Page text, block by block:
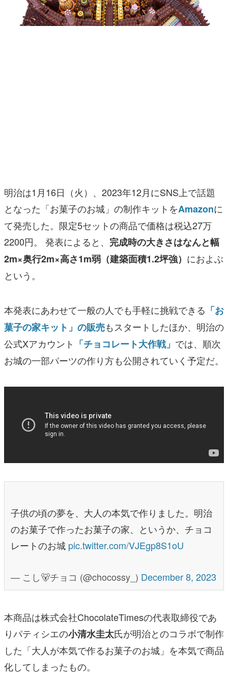
特集記事
明治は1月16日（火）、2023年12月にSNS上で話題
となった「お菓子のお城」の制作キットをAmazonに
て発売した。限定5セットの商品で価格は税込27万
2200円。 発表によると、 完成時の大きさはなんと幅
2m×奥行2m×高さ1m弱（建築面積1.2坪強） におよぶ
という。
本発表にあわせて一般の人でも手軽に挑戦できる 「お
菓子の家キット」の販売もスタートしたほか、明治の
公式Xアカウント 「チョコレート大作戦」 では、順次
お城の一部パーツの作り方も公開されていく予定だ。
子供の頃の夢を、大人の本気で作りました。明治
のお菓子で作ったお菓子の家、というか、チョコ
レートのお城 pic.twitter.com/VJEgp8S1oU
— こし🐻チョコ (@chocossy_) December 8, 2023
本商品は株式会社ChocolateTimesの代表取締役であ
りパティシエの小清水圭太氏が明治とのコラボで制作
した「大人が本気で作るお菓子のお城」を本気で商品
化してしまったもの。